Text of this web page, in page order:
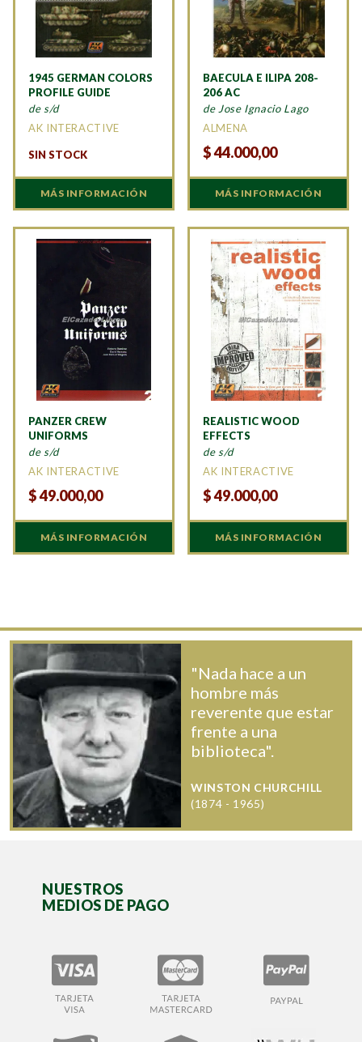
1945 GERMAN COLORS
PROFILE GUIDE
de s/d
AK INTERACTIVE
SIN STOCK
MÁS INFORMACIÓN
BAECULA E ILIPA 208-
206 AC
de Jose Ignacio Lago
ALMENA
$44.000,00
MÁS INFORMACIÓN
PANZER CREW
UNIFORMS
de s/d
AK INTERACTIVE
$49.000,00
MÁS INFORMACIÓN
REALISTIC WOOD
EFFECTS
de s/d
AK INTERACTIVE
$49.000,00
MÁS INFORMACIÓN
"Nada hace a un
hombre más
reverente que estar
frente a una
biblioteca".
WINSTON CHURCHILL
(1874 - 1965)
NUESTROS
MEDIOS DE PAGO